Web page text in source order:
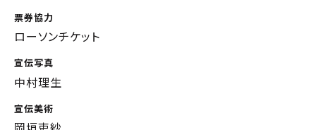
票券協力
ローソンチケット
宣伝写真
中村理生
宣伝美術